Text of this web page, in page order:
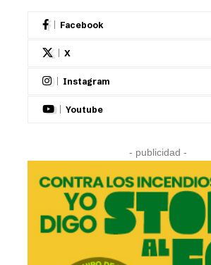
Facebook
X
Instagram
Youtube
- publicidad -